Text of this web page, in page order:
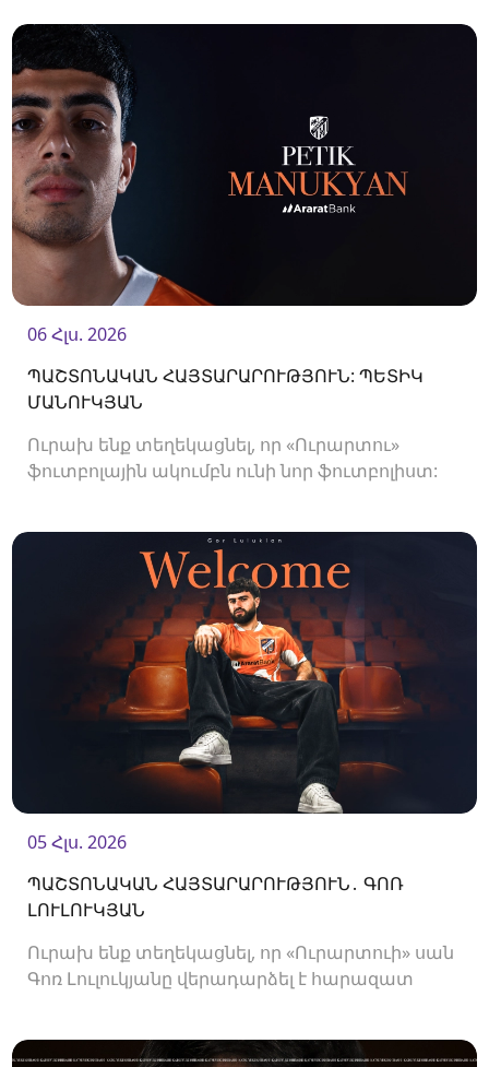
06 Հլս. 2026
ՊԱՇՏՈՆԱԿԱՆ ՀԱՅՏԱՐԱՐՈՒԹՅՈՒՆ: ՊԵՏԻԿ
ՄԱՆՈՒԿՅԱՆ
Ուրախ ենք տեղեկացնել, որ «Ուրարտու»
ֆուտբոլային ակումբն ունի նոր ֆուտբոլիստ:
05 Հլս. 2026
ՊԱՇՏՈՆԱԿԱՆ ՀԱՅՏԱՐԱՐՈՒԹՅՈՒՆ․ ԳՈՌ
ԼՈՒԼՈՒԿՅԱՆ
Ուրախ ենք տեղեկացնել, որ «Ուրարտուի» սան
Գոռ Լուլուկյանը վերադարձել է հարազատ